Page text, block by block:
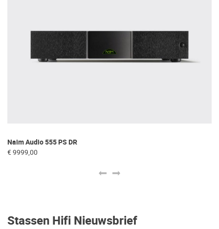
Naim Audio 555 PS DR
€ 9999,00
Stassen Hifi Nieuwsbrief